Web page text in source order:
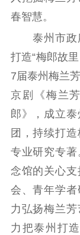
春智慧。
泰州市政府
打造“梅郎故
7届泰州梅兰
京剧《梅兰
郎》，成立
团，持续打
专业研究专
念馆的关心
会、青年学
力弘扬梅兰
力把泰州打